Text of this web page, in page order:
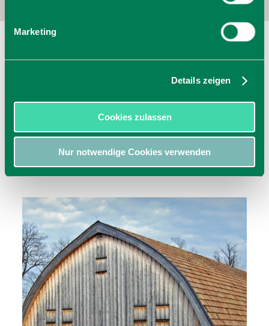
Marketing
Details zeigen
Cookies zulassen
Nur notwendige Cookies verwenden
Zollingerhalle - Kultur- und
jetzt Route planen